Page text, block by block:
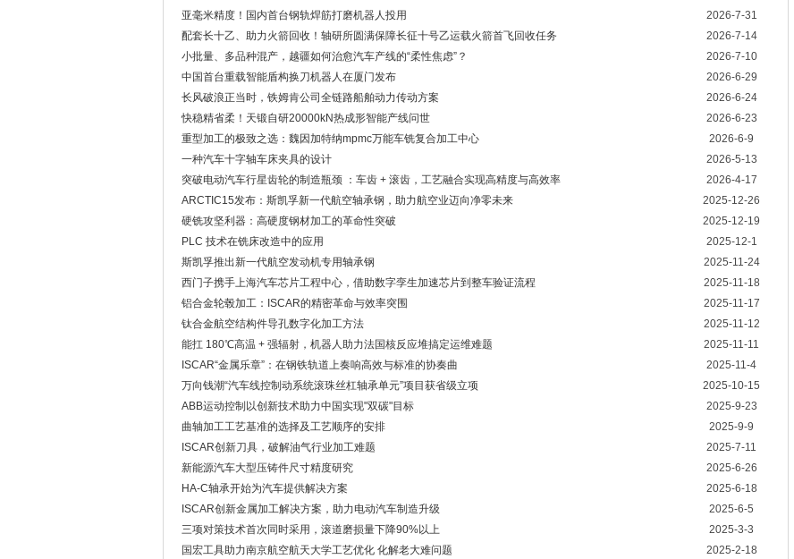
亚毫米精度！国内首台钢轨焊筋打磨机器人投用
2026-7-31
配套长十乙、助力火箭回收！轴研所圆满保障长征十号乙运载火箭首飞回收任务
2026-7-14
小批量、多品种混产，越疆如何治愈汽车产线的“柔性焦虑”？
2026-7-10
中国首台重载智能盾构换刀机器人在厦门发布
2026-6-29
长风破浪正当时，铁姆肯公司全链路船舶动力传动方案
2026-6-24
快稳精省柔！天锻自研20000kN热成形智能产线问世
2026-6-23
重型加工的极致之选：魏因加特纳mpmc万能车铣复合加工中心
2026-6-9
一种汽车十字轴车床夹具的设计
2026-5-13
突破电动汽车行星齿轮的制造瓶颈 ：车齿 + 滚齿，工艺融合实现高精度与高效率
2026-4-17
ARCTIC15发布：斯凯孚新一代航空轴承钢，助力航空业迈向净零未来
2025-12-26
硬铣攻坚利器：高硬度钢材加工的革命性突破
2025-12-19
PLC 技术在铣床改造中的应用
2025-12-1
斯凯孚推出新一代航空发动机专用轴承钢
2025-11-24
西门子携手上海汽车芯片工程中心，借助数字孪生加速芯片到整车验证流程
2025-11-18
铝合金轮毂加工：ISCAR的精密革命与效率突围
2025-11-17
钛合金航空结构件导孔数字化加工方法
2025-11-12
能扛 180℃高温 + 强辐射，机器人助力法国核反应堆搞定运维难题
2025-11-11
ISCAR“金属乐章”：在钢铁轨道上奏响高效与标准的协奏曲
2025-11-4
万向钱潮“汽车线控制动系统滚珠丝杠轴承单元”项目获省级立项
2025-10-15
ABB运动控制以创新技术助力中国实现"双碳"目标
2025-9-23
曲轴加工工艺基准的选择及工艺顺序的安排
2025-9-9
ISCAR创新刀具，破解油气行业加工难题
2025-7-11
新能源汽车大型压铸件尺寸精度研究
2025-6-26
HA-C轴承开始为汽车提供解决方案
2025-6-18
ISCAR创新金属加工解决方案，助力电动汽车制造升级
2025-6-5
三项对策技术首次同时采用，滚道磨损量下降90%以上
2025-3-3
国宏工具助力南京航空航天大学工艺优化 化解老大难问题
2025-2-18